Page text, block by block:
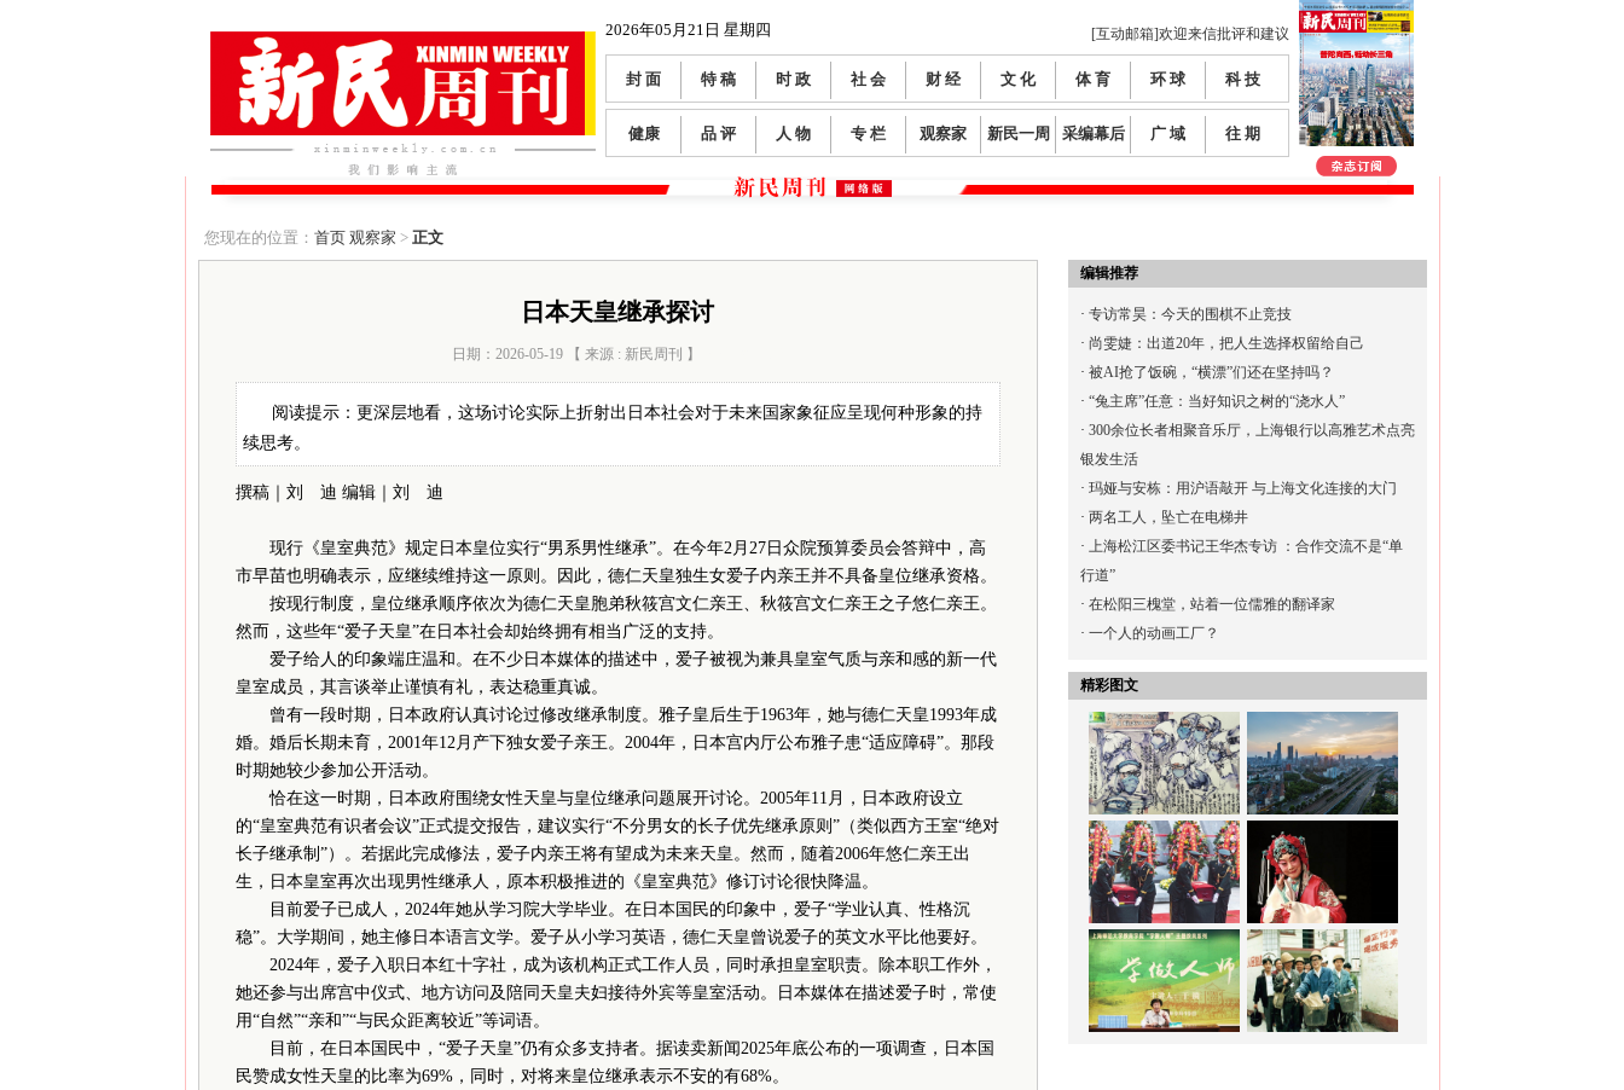
2026年05月21日 星期四 [互动邮箱]欢迎来信批评和建议
封 面 特 稿 时 政 社 会 财 经 文 化 体 育 环 球 科 技
健康 品 评 人 物 专 栏 观察家 新民一周 采编幕后 广 域 往 期
您现在的位置： 首页 观察家 > 正文
日本天皇继承探讨
日期：2026-05-19 【 来源 : 新民周刊 】
阅读提示：更深层地看，这场讨论实际上折射出日本社会对于未来国家象征应呈现何种形象的持
续思考。
撰稿｜刘 迪 编辑｜刘 迪
现行《皇室典范》规定日本皇位实行“男系男性继承”。在今年2月27日众院预算委员会答辩中，高
市早苗也明确表示，应继续维持这一原则。因此，德仁天皇独生女爱子内亲王并不具备皇位继承资格。
按现行制度，皇位继承顺序依次为德仁天皇胞弟秋筱宫文仁亲王、秋筱宫文仁亲王之子悠仁亲王。
然而，这些年“爱子天皇”在日本社会却始终拥有相当广泛的支持。
爱子给人的印象端庄温和。在不少日本媒体的描述中，爱子被视为兼具皇室气质与亲和感的新一代
皇室成员，其言谈举止谨慎有礼，表达稳重真诚。
曾有一段时期，日本政府认真讨论过修改继承制度。雅子皇后生于1963年，她与德仁天皇1993年成
婚。婚后长期未育，2001年12月产下独女爱子亲王。2004年，日本宫内厅公布雅子患“适应障碍”。那段
时期她较少参加公开活动。
恰在这一时期，日本政府围绕女性天皇与皇位继承问题展开讨论。2005年11月，日本政府设立
的“皇室典范有识者会议”正式提交报告，建议实行“不分男女的长子优先继承原则”（类似西方王室“绝对
长子继承制”）。若据此完成修法，爱子内亲王将有望成为未来天皇。然而，随着2006年悠仁亲王出
生，日本皇室再次出现男性继承人，原本积极推进的《皇室典范》修订讨论很快降温。
目前爱子已成人，2024年她从学习院大学毕业。在日本国民的印象中，爱子“学业认真、性格沉
稳”。大学期间，她主修日本语言文学。爱子从小学习英语，德仁天皇曾说爱子的英文水平比他要好。
2024年，爱子入职日本红十字社，成为该机构正式工作人员，同时承担皇室职责。除本职工作外，
她还参与出席宫中仪式、地方访问及陪同天皇夫妇接待外宾等皇室活动。日本媒体在描述爱子时，常使
用“自然”“亲和”“与民众距离较近”等词语。
目前，在日本国民中，“爱子天皇”仍有众多支持者。据读卖新闻2025年底公布的一项调查，日本国
民赞成女性天皇的比率为69%，同时，对将来皇位继承表示不安的有68%。
编辑推荐
· 专访常昊：今天的围棋不止竞技
· 尚雯婕：出道20年，把人生选择权留给自己
· 被AI抢了饭碗，“横漂”们还在坚持吗？
· “兔主席”任意：当好知识之树的“浇水人”
· 300余位长者相聚音乐厅，上海银行以高雅艺术点亮
银发生活
· 玛娅与安栋：用沪语敲开 与上海文化连接的大门
· 两名工人，坠亡在电梯井
· 上海松江区委书记王华杰专访 ：合作交流不是“单
行道”
· 在松阳三槐堂，站着一位儒雅的翻译家
· 一个人的动画工厂？
精彩图文